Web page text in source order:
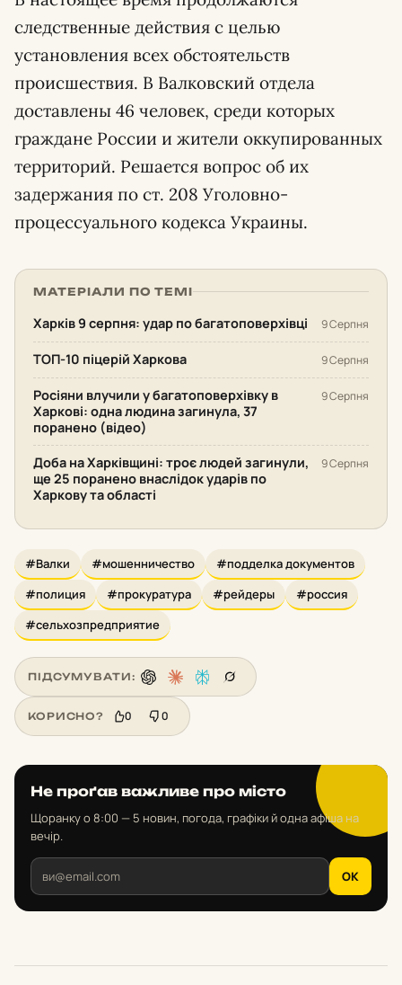
следственные действия с целью
установления всех обстоятельств
происшествия. В Валковский отдела
доставлены 46 человек, среди которых
граждане России и жители оккупированных
территорий. Решается вопрос об их
задержания по ст. 208 Уголовно-
процессуального кодекса Украины.
МАТЕРІАЛИ ПО ТЕМІ
Харків 9 серпня: удар по багатоповерхівці 9 Серпня
ТОП-10 піцерій Харкова 9 Серпня
Росіяни влучили у багатоповерхівку в
Харкові: одна людина загинула, 37
поранено (відео)
9 Серпня
Доба на Харківщині: троє людей загинули,
ще 25 поранено внаслідок ударів по
Харкову та області
9 Серпня
#Валки #мошенничество
#подделка документов
#полиция
#прокуратура #рейдеры
#россия
#сельхозпредприятие
ПІДСУМУВАТИ:
КОРИСНО? 0 0
Не проґав важливе про місто
Щоранку о 8:00 — 5 новин, погода, графіки й одна афіша на
вечір.
OK